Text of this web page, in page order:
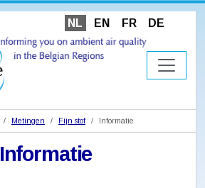
NL EN FR DE
Metingen Fijn stof Informatie
Informatie